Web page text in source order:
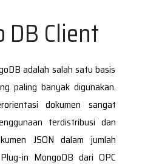
DB Client
adalah salah satu basis
paling banyak digunakan.
dokumen sangat
terdistribusi dan
JSON dalam jumlah
in MongoDB dari OPC